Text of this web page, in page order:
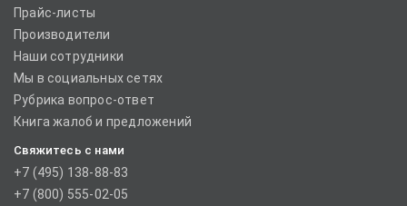
Прайс-листы
Производители
Наши сотрудники
Мы в социальных сетях
Рубрика вопрос-ответ
Книга жалоб и предложений
Свяжитесь с нами
+7 (495) 138-88-83
+7 (800) 555-02-05